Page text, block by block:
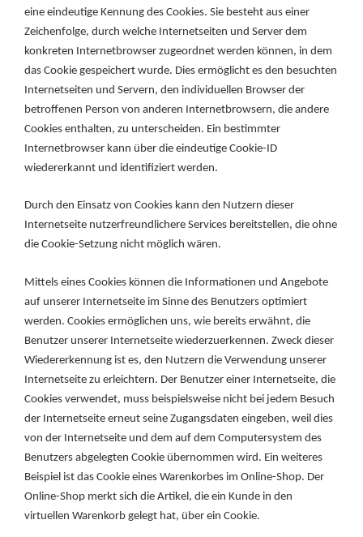
eine eindeutige Kennung des Cookies. Sie besteht aus einer
Zeichenfolge, durch welche Internetseiten und Server dem
konkreten Internetbrowser zugeordnet werden können, in dem
das Cookie gespeichert wurde. Dies ermöglicht es den besuchten
Internetseiten und Servern, den individuellen Browser der
betroffenen Person von anderen Internetbrowsern, die andere
Cookies enthalten, zu unterscheiden. Ein bestimmter
Internetbrowser kann über die eindeutige Cookie-ID
wiedererkannt und identifiziert werden.
Durch den Einsatz von Cookies kann den Nutzern dieser
Internetseite nutzerfreundlichere Services bereitstellen, die ohne
die Cookie-Setzung nicht möglich wären.
Mittels eines Cookies können die Informationen und Angebote
auf unserer Internetseite im Sinne des Benutzers optimiert
werden. Cookies ermöglichen uns, wie bereits erwähnt, die
Benutzer unserer Internetseite wiederzuerkennen. Zweck dieser
Wiedererkennung ist es, den Nutzern die Verwendung unserer
Internetseite zu erleichtern. Der Benutzer einer Internetseite, die
Cookies verwendet, muss beispielsweise nicht bei jedem Besuch
der Internetseite erneut seine Zugangsdaten eingeben, weil dies
von der Internetseite und dem auf dem Computersystem des
Benutzers abgelegten Cookie übernommen wird. Ein weiteres
Beispiel ist das Cookie eines Warenkorbes im Online-Shop. Der
Online-Shop merkt sich die Artikel, die ein Kunde in den
virtuellen Warenkorb gelegt hat, über ein Cookie.